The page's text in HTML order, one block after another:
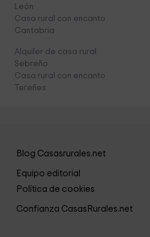
León
Casa rural con encanto
Cantabria
Alquiler de casa rural
Sebreño
Casa rural con encanto
Tereñes
Blog Casasrurales.net
Equipo editorial
Política de cookies
Confianza CasasRurales.net